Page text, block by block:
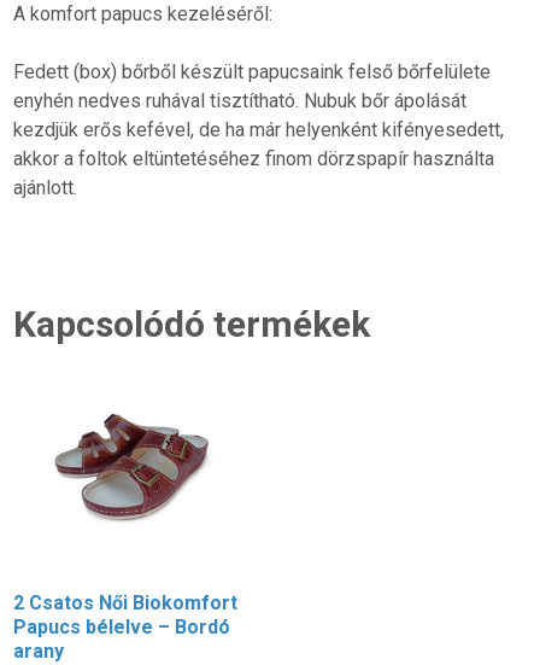
A komfort papucs kezeléséről:
Fedett (box) bőrből készült papucsaink felső bőrfelülete
enyhén nedves ruhával tisztítható. Nubuk bőr ápolását
kezdjük erős kefével, de ha már helyenként kifényesedett,
akkor a foltok eltüntetéséhez finom dörzspapír használta
ajánlott.
Kapcsolódó termékek
2 Csatos Női Biokomfort
Papucs bélelve – Bordó
arany